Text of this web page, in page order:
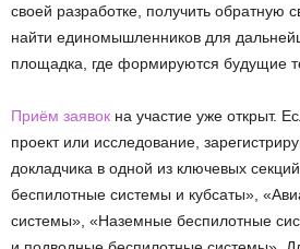
своей разработке, получить обратную
найти единомышленников для
площадка, где формируются будущие
Приём заявок на участие уже открыт.
проект или исследование,
докладчика в одной из ключевых
беспилотные системы и кубсаты»,
системы», «Наземные беспилотные